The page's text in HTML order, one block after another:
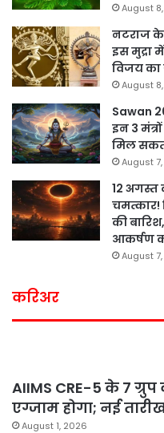
August
नटराज के
इस मुद्रा
विजय का
August
Sawan
इन 3
मिल
August
12 अगस्त
चमत्कार!
की
आकर्षण
August
करिअर
AIIMS CRE-5 के 7 ग्रुप
एग्जाम होगा; नई
August 1, 2026